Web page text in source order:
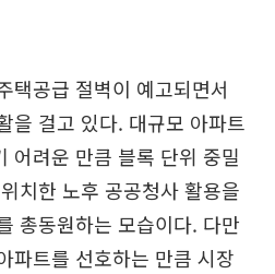
택공급 절벽이 예고되면서
을 걸고 있다. 대규모 아파트
어려운 만큼 블록 단위 중밀
치한 노후 공공청사 활용을
총동원하는 모습이다. 다만
파트를 선호하는 만큼 시장